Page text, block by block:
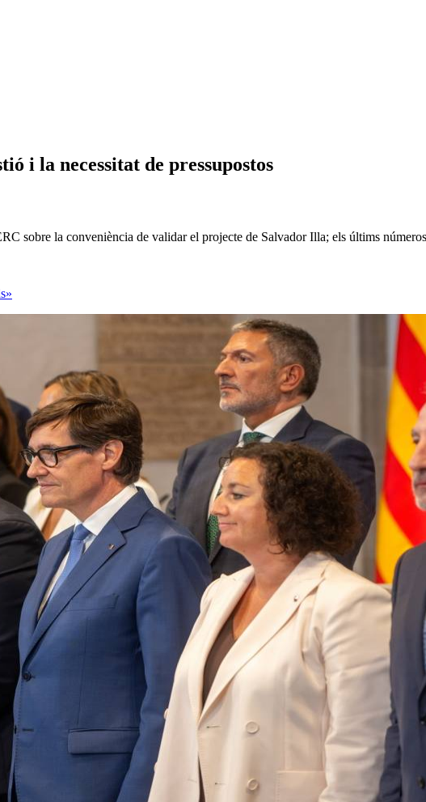
i la necessitat de pressupostos
sobre la conveniència de validar el projecte de Salvador Illa; els últims